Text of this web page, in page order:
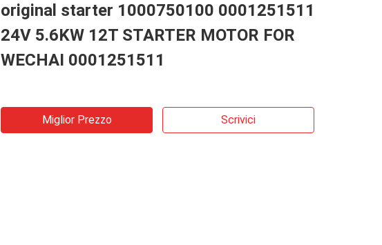
original starter 1000750100 0001251511
24V 5.6KW 12T STARTER MOTOR FOR
WECHAI 0001251511
Miglior Prezzo Scrivici